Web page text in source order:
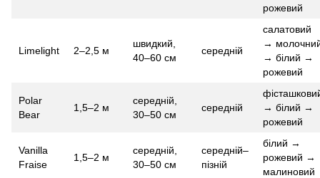
рожевий
Limelight 2–2,5 м
швидкий,
40–60 см
середній
салатовий
→
→ білий →
рожевий
Polar
Bear
1,5–2 м
середній,
30–50 см
середній
→ білий →
рожевий
Vanilla
Fraise
1,5–2 м
середній,
30–50 см
середній–
пізній
білий →
рожевий →
малиновий